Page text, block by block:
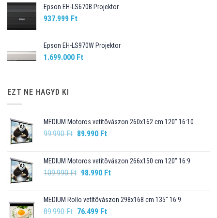
Epson EH-LS670B Projektor
937.999 Ft
Epson EH-LS970W Projektor
1.699.000 Ft
EZT NE HAGYD KI
MEDIUM Motoros vetítõvászon 260x162 cm 120" 16:10
99.990Ft Original
99.990 Ft.
89.990 FtCurrent
89.990 Ft.
MEDIUM Motoros vetítõvászon 266x150 cm 120" 16:9
109.990Ft Original
109.990 Ft.
98.990 FtCurrent
98.990 Ft.
MEDIUM Rollo vetítõvászon 298x168 cm 135" 16:9
89.990Ft Original
76.499 FtCurrent